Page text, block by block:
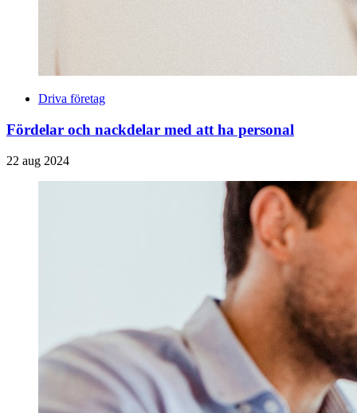
Driva företag
Fördelar och nackdelar med att ha personal
22 aug 2024